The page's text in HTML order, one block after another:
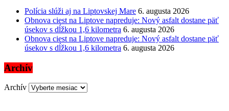
Polícia slúži aj na Liptovskej Mare 6. augusta 2026
Obnova ciest na Liptove napreduje: Nový asfalt dostane päť
úsekov s dĺžkou 1,6 kilometra 6. augusta 2026
Obnova ciest na Liptove napreduje: Nový asfalt dostane päť
úsekov s dĺžkou 1,6 kilometra 6. augusta 2026
Archív
Archív